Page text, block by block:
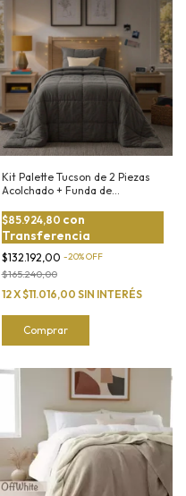
Kit Palette Tucson de 2 Piezas
Acolchado + Funda de
$132.192,00 -20%OFF
$165.240,00
$85.924,80 con
Transferencia
12X$11.016,00 SIN INTERÉS
Comprar